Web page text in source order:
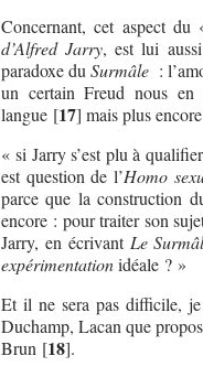
Concernant, cet aspect
d’Alfred Jarry, est lui
paradoxe duSurmâle :
un certain Freud nous
langue[17] mais plus
« si Jarry s’est plu à qualifier
est question de l’Homo
parce que la construction
encore : pour traiter son
Jarry, en écrivant Le
expérimentationidéale ? »
Et il ne sera pas difficile,
Duchamp, Lacan que
Brun [18].